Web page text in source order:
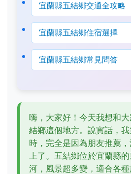
宜蘭縣五結鄉交通全攻略
宜蘭縣五結鄉住宿選擇
宜蘭縣五結鄉常見問答
嗨，大家好！今天我想和
結鄉這個地方。說實話，
時，完全是因為朋友推薦
上了。五結鄉位於宜蘭縣
河，風景超多變，適合各